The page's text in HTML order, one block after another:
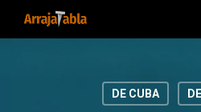
DE CUBA